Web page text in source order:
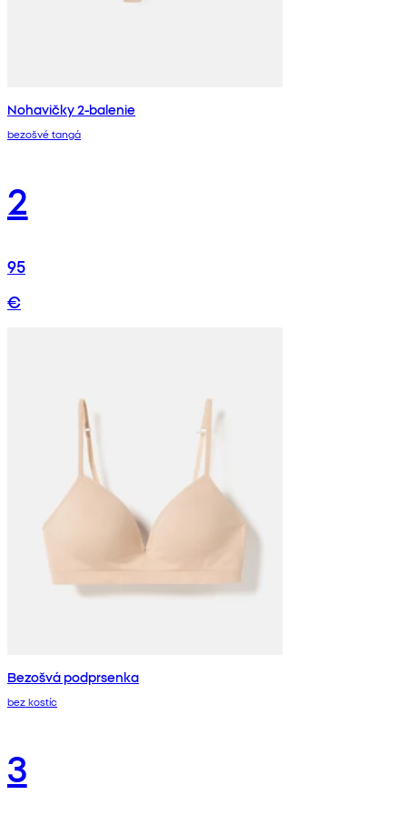
Nohavičky 2-balenie
bezošvé tangá
2
95
€
Bezošvá podprsenka
bez kostíc
3